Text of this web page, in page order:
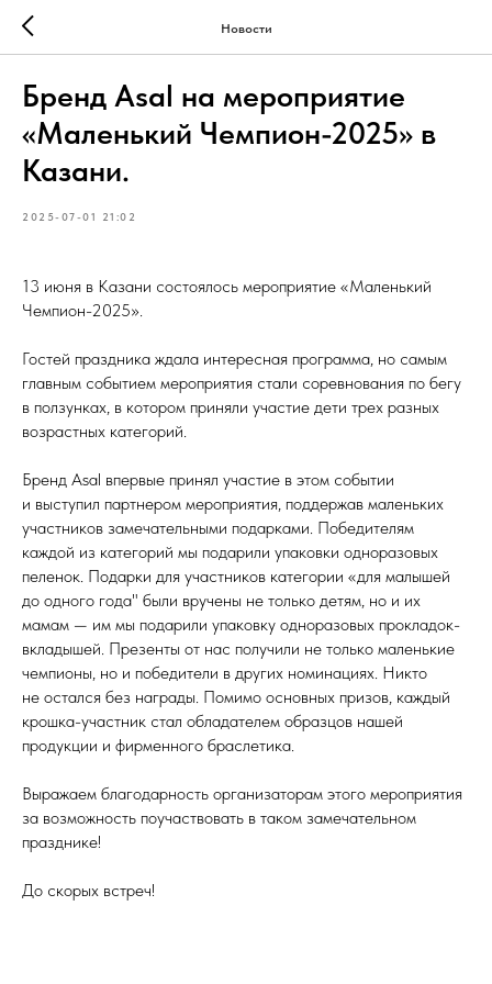
Новости
Бренд Asal на мероприятие
«Маленький Чемпион-2025» в
Казани.
2025-07-01 21:02
13 июня в Казани состоялось мероприятие «Маленький
Чемпион-2025».
Гостей праздника ждала интересная программа, но самым
главным событием мероприятия стали соревнования по бегу
в ползунках, в котором приняли участие дети трех разных
возрастных категорий.
Бренд Asal впервые принял участие в этом событии
и выступил партнером мероприятия, поддержав маленьких
участников замечательными подарками. Победителям
каждой из категорий мы подарили упаковки одноразовых
пеленок. Подарки для участников категории «для малышей
до одного года" были вручены не только детям, но и их
мамам — им мы подарили упаковку одноразовых прокладок-
вкладышей. Презенты от нас получили не только маленькие
чемпионы, но и победители в других номинациях. Никто
не остался без награды. Помимо основных призов, каждый
крошка-участник стал обладателем образцов нашей
продукции и фирменного браслетика.
Выражаем благодарность организаторам этого мероприятия
за возможность поучаствовать в таком замечательном
празднике!
До скорых встреч!